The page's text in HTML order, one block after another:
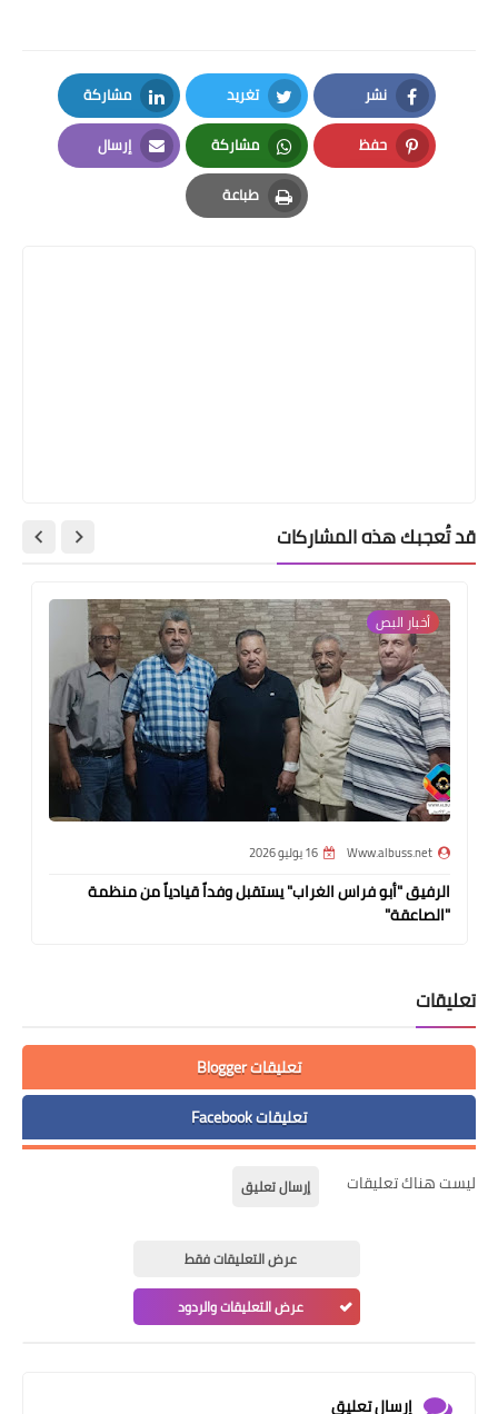
نشر
Facebook
تغريد
Twitter
مشاركة
LinkedIn
حفظ
Pinterest
مشاركة
Whatsapp
إرسال
Email
طباعة
Print
قد تُعجبك هذه المشاركات
أخبار البص
Www.albuss.net 16 يوليو 2026
الرفيق "أبو فراس الغراب" يستقبل وفداً قيادياً من منظمة
"الصاعقة"
تعليقات
تعليقات Blogger
تعليقات Facebook
ليست هناك تعليقات إرسال تعليق
عرض التعليقات فقط
عرض التعليقات والردود
إرسال تعليق